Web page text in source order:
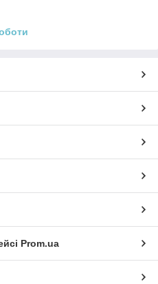
Prom.ua